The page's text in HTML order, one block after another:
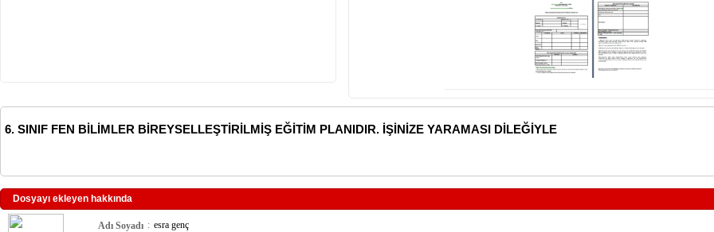
6. SINIF FEN BİLİMLER BİREYSELLEŞTİRİLMİŞ EĞİTİM PLANIDIR. İŞİNİZE YARAMASI DİLEĞİYLE
Dosyayı ekleyen hakkında
Adı Soyadı : esra genç